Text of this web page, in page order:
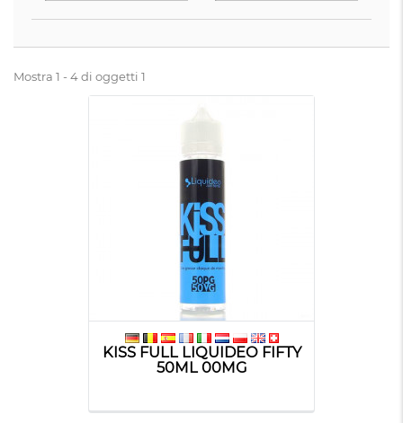
Mostra 1 - 4 di oggetti 1
KISS FULL LIQUIDEO FIFTY
50ML 00MG